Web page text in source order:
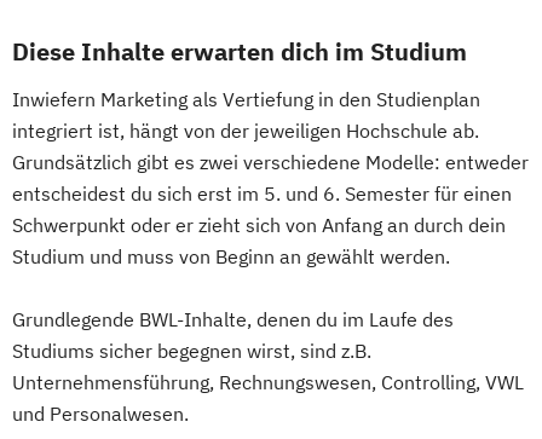
Diese Inhalte erwarten dich im Studium
Inwiefern Marketing als Vertiefung in den Studienplan
integriert ist, hängt von der jeweiligen Hochschule ab.
Grundsätzlich gibt es zwei verschiedene Modelle: entweder
entscheidest du sich erst im 5. und 6. Semester für einen
Schwerpunkt oder er zieht sich von Anfang an durch dein
Studium und muss von Beginn an gewählt werden.
Grundlegende BWL-Inhalte, denen du im Laufe des
Studiums sicher begegnen wirst, sind z.B.
Unternehmensführung, Rechnungswesen, Controlling, VWL
und Personalwesen.